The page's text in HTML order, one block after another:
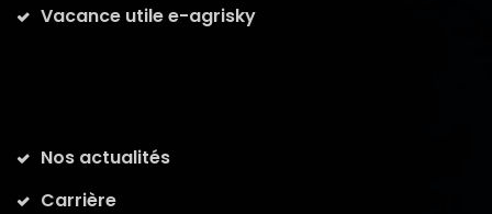
Vacance utile e-agrisky
Nos actualités
Carrière